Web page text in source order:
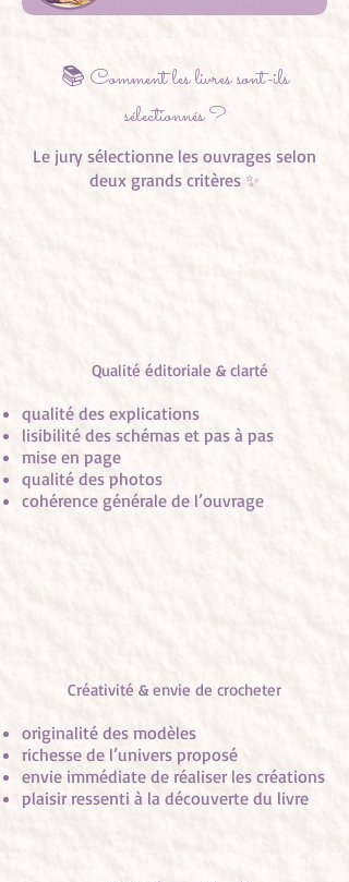
📚 Comment les livres sont-ils
sélectionnés ?
Le jury sélectionne les ouvrages selon
deux grands critères ✨
Qualité éditoriale & clarté
qualité des explications
lisibilité des schémas et pas à pas
mise en page
qualité des photos
cohérence générale de l’ouvrage
Créativité & envie de crocheter
originalité des modèles
richesse de l’univers proposé
envie immédiate de réaliser les créations
plaisir ressenti à la découverte du livre